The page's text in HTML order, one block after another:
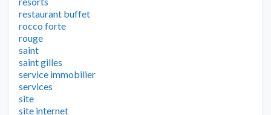
restaurant buffet
rocco forte
rouge
saint
saint gilles
service immobilier
services
site
site internet